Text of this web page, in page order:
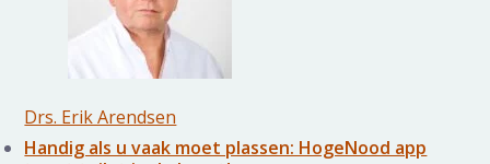
Drs. Erik Arendsen
Handig als u vaak moet plassen: HogeNood app